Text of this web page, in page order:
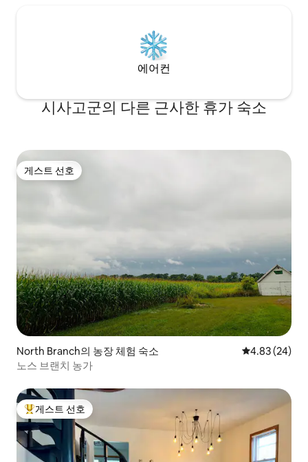
에어컨
시사고군의 다른 근사한 휴가 숙소
게스트 선호
게스트 선호
North Branch의 농장 체험 숙소 평점 4.83점(5
4.83 (24)
노스 브랜치 농가
상위 게스트 선호
게스트 선호